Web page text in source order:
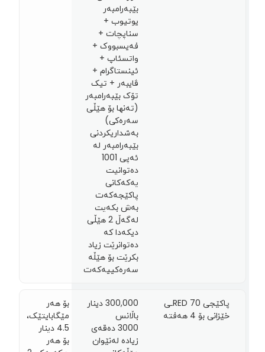
بێبەرامبەر
یوتیوب +
سناپچات +
فەیسبووک +
واتسئاپ +
ئینستاگرام +
ڤایبەر + تیک
تۆک بێبەرامبەر
(تەنها بۆ هێڵی
سەرەکی)
بەشداریکردنی
بێبەرامبەر لە
ئەپی 1001
دەتوانيت
يەكەكانى
پاکێجەكەت
بەش بكەيت
لەگەڵ 2 هێڵی
دیکەدا کە
دەتوانرێت زیاد
بکرێت بۆ هێڵه
سەرەکییەکەت
پاکێجی RED 70ـی
خێزانی بۆ 4 هەفتە
300,000 دینار
باڵانس
3000 دەقەی
زیادە لەنێوان
بۆ هەر
مێگابایتێک،
4.5 دينار
بۆ هەر